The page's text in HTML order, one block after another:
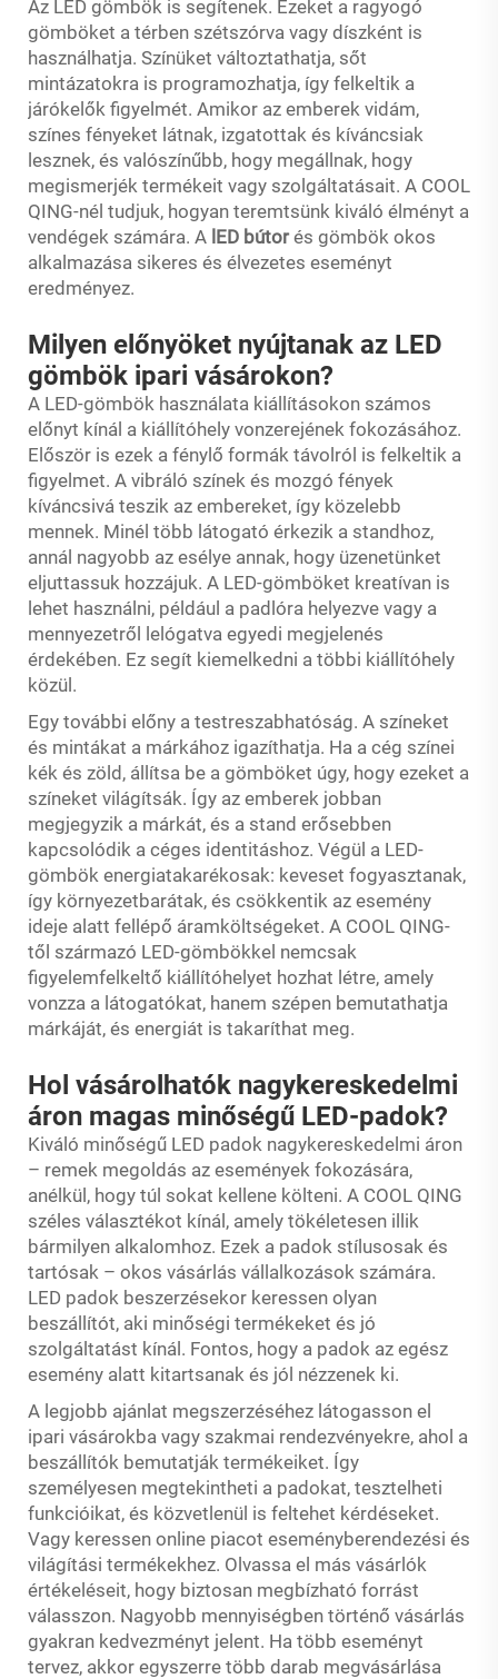
Az LED gömbök is segítenek. Ezeket a ragyogó
gömböket a térben szétszórva vagy díszként is
használhatja. Színüket változtathatja, sőt
mintázatokra is programozhatja, így felkeltik a
járókelők figyelmét. Amikor az emberek vidám,
színes fényeket látnak, izgatottak és kíváncsiak
lesznek, és valószínűbb, hogy megállnak, hogy
megismerjék termékeit vagy szolgáltatásait. A COOL
QING-nél tudjuk, hogyan teremtsünk kiváló élményt a
vendégek számára. A lED bútorés gömbök okos
alkalmazása sikeres és élvezetes eseményt
eredményez.
Milyen előnyöket nyújtanak az LED
gömbök ipari vásárokon?
A LED-gömbök használata kiállításokon számos
előnyt kínál a kiállítóhely vonzerejének fokozásához.
Először is ezek a fénylő formák távolról is felkeltik a
figyelmet. A vibráló színek és mozgó fények
kíváncsivá teszik az embereket, így közelebb
mennek. Minél több látogató érkezik a standhoz,
annál nagyobb az esélye annak, hogy üzenetünket
eljuttassuk hozzájuk. A LED-gömböket kreatívan is
lehet használni, például a padlóra helyezve vagy a
mennyezetről lelógatva egyedi megjelenés
érdekében. Ez segít kiemelkedni a többi kiállítóhely
közül.
Egy további előny a testreszabhatóság. A színeket
és mintákat a márkához igazíthatja. Ha a cég színei
kék és zöld, állítsa be a gömböket úgy, hogy ezeket a
színeket világítsák. Így az emberek jobban
megjegyzik a márkát, és a stand erősebben
kapcsolódik a céges identitáshoz. Végül a LED-
gömbök energiatakarékosak: keveset fogyasztanak,
így környezetbarátak, és csökkentik az esemény
ideje alatt fellépő áramköltségeket. A COOL QING-
től származó LED-gömbökkel nemcsak
figyelemfelkeltő kiállítóhelyet hozhat létre, amely
vonzza a látogatókat, hanem szépen bemutathatja
márkáját, és energiát is takaríthat meg.
Hol vásárolhatók nagykereskedelmi
áron magas minőségű LED-padok?
Kiváló minőségű LED padok nagykereskedelmi áron
– remek megoldás az események fokozására,
anélkül, hogy túl sokat kellene költeni. A COOL QING
széles választékot kínál, amely tökéletesen illik
bármilyen alkalomhoz. Ezek a padok stílusosak és
tartósak – okos vásárlás vállalkozások számára.
LED padok beszerzésekor keressen olyan
beszállítót, aki minőségi termékeket és jó
szolgáltatást kínál. Fontos, hogy a padok az egész
esemény alatt kitartsanak és jól nézzenek ki.
A legjobb ajánlat megszerzéséhez látogasson el
ipari vásárokba vagy szakmai rendezvényekre, ahol a
beszállítók bemutatják termékeiket. Így
személyesen megtekintheti a padokat, tesztelheti
funkcióikat, és közvetlenül is feltehet kérdéseket.
Vagy keressen online piacot eseményberendezési és
világítási termékekhez. Olvassa el más vásárlók
értékeléseit, hogy biztosan megbízható forrást
válasszon. Nagyobb mennyiségben történő vásárlás
gyakran kedvezményt jelent. Ha több eseményt
tervez, akkor egyszerre több darab megvásárlása